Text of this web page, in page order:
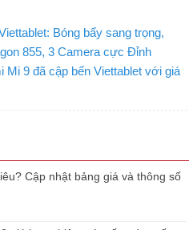
Bóng bẩy sang trọng,
855, 3 Camera cực Đỉnh
Mi 9 đã cập bến Viettablet với giá
Cập nhật bảng giá và thông số